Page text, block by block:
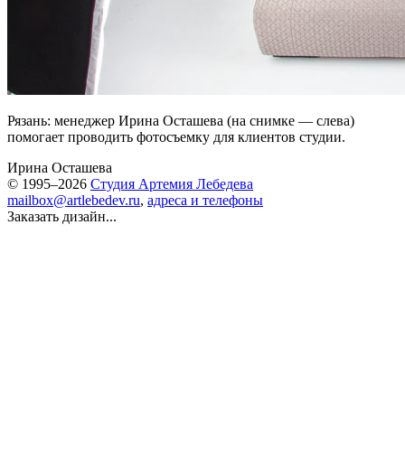
Рязань: менеджер Ирина Осташева (на снимке — слева)
помогает проводить фотосъемку для клиентов студии.
Ирина Осташева
© 1995–2026 Студия Артемия Лебедева
mailbox@artlebedev.ru, адреса и телефоны
Заказать дизайн...